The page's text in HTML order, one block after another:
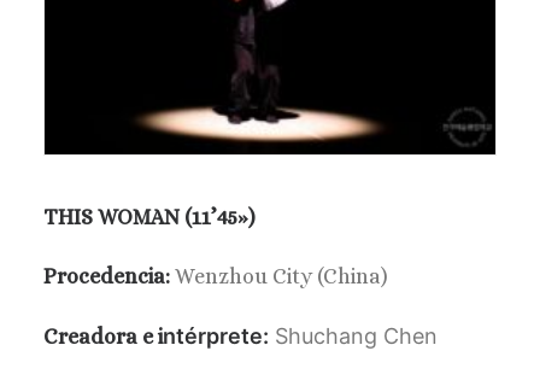
THIS WOMAN (11’45»)
Procedencia: Wenzhou City (China)
Creadora e intérprete: Shuchang Chen